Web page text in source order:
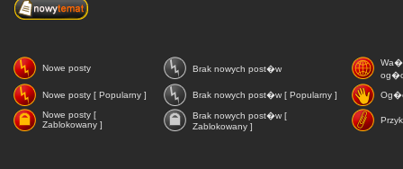
Nowe posty Brak nowych post�w
Nowe posty [ Popularny ]
Brak nowych post�w [ Popularny ]
Nowe posty [
Zablokowany ]
Brak nowych post�w [
Zablokowany ]